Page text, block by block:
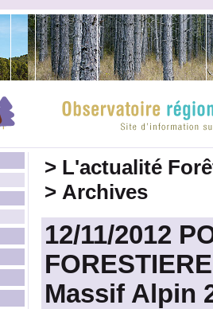
> L'actualité
> Archives
12/11/2012
Massif Alpin